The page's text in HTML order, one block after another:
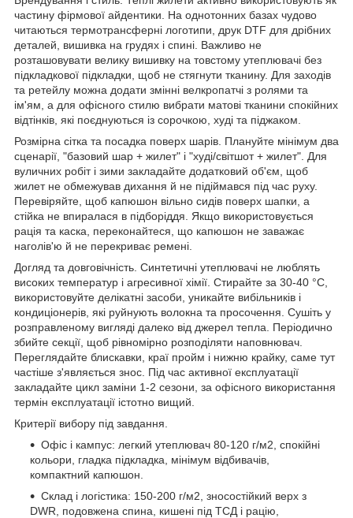
частину фірмової айдентики. На однотонних базах чудово
читаються термотрансферні логотипи, друк DTF для дрібних
деталей, вишивка на грудях і спині. Важливо не
розташовувати велику вишивку на товстому утеплювачі без
підкладкової підкладки, щоб не стягнути тканину. Для заходів
та ретейлу можна додати змінні велкропатчі з ролями та
ім'ям, а для офісного стилю вибрати матові тканини спокійних
відтінків, які поєднуються із сорочкою, худі та піджаком.
Розмірна сітка та посадка поверх шарів. Плануйте мінімум два
сценарії, "базовий шар + жилет" і "худі/світшот + жилет". Для
вуличних робіт і зими закладайте додатковий об'єм, щоб
жилет не обмежував дихання й не підіймався під час руху.
Перевіряйте, щоб капюшон вільно сидів поверх шапки, а
стійка не впиралася в підборіддя. Якщо використовується
рація та каска, переконайтеся, що капюшон не заважає
наголів'ю й не перекриває ремені.
Догляд та довговічність. Синтетичні утеплювачі не люблять
високих температур і агресивної хімії. Стирайте за 30-40 °C,
використовуйте делікатні засоби, уникайте вибільників і
кондиціонерів, які руйнують волокна та просочення. Сушіть у
розправленому вигляді далеко від джерел тепла. Періодично
збийте секції, щоб рівномірно розподіляти наповнювач.
Переглядайте блискавки, краї пройм і нижню крайку, саме тут
частіше з'являється знос. Під час активної експлуатації
закладайте цикл заміни 1-2 сезони, за офісного використання
термін експлуатації істотно вищий.
Критерії вибору під завдання.
Офіс і кампус: легкий утеплювач 80-120 г/м2, спокійні
кольори, гладка підкладка, мінімум відбивачів,
компактний капюшон.
Склад і логістика: 150-200 г/м2, зносостійкий верх з
DWR, подовжена спина, кишені під ТСД і рацію,